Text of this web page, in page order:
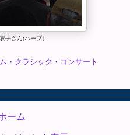
さん(ハープ）
・クラシック・コンサート
ーム